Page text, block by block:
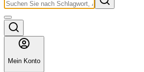
Mein Konto